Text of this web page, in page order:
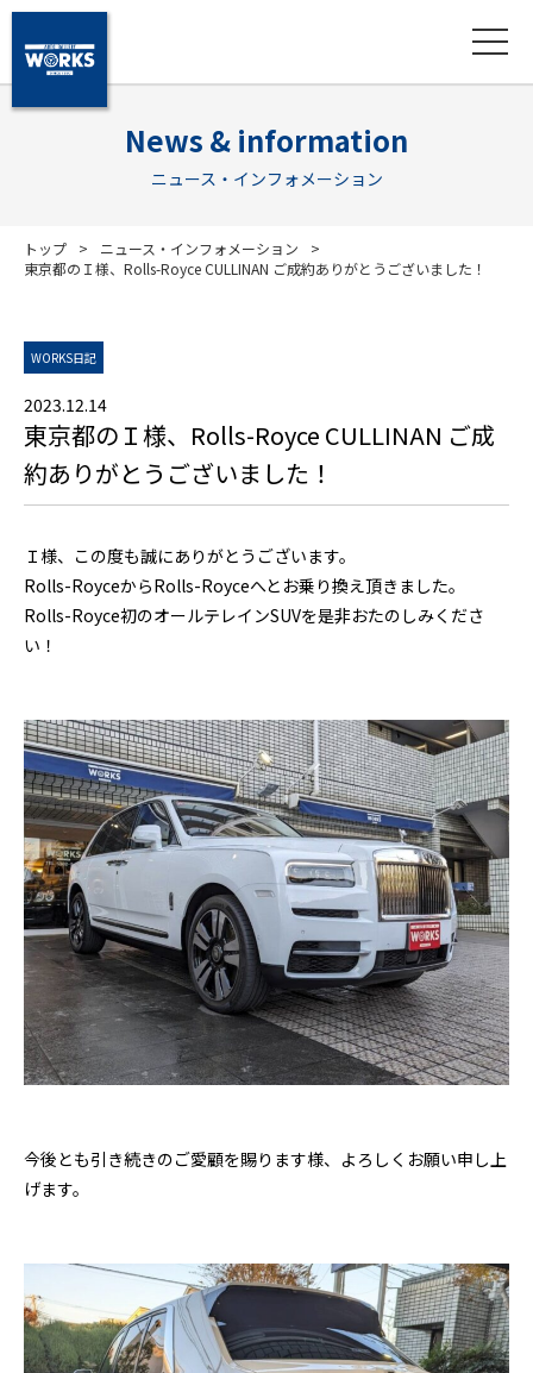
News & information
ニュース・インフォメーション
トップ
ニュース・インフォメーション
東京都のＩ様、Rolls-Royce CULLINAN ご成約ありがとうございました！
WORKS日記
2023.12.14
東京都のＩ様、Rolls-Royce CULLINAN ご成
約ありがとうございました！
Ｉ様、この度も誠にありがとうございます。
Rolls-RoyceからRolls-Royceへとお乗り換え頂きました。
Rolls-Royce初のオールテレインSUVを是非おたのしみくださ
い！
今後とも引き続きのご愛顧を賜ります様、よろしくお願い申し上
げます。